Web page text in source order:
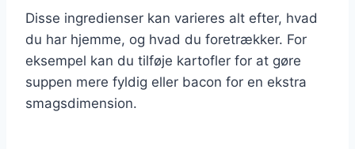
Disse ingredienser kan varieres alt efter, hvad
du har hjemme, og hvad du foretrækker. For
eksempel kan du tilføje kartofler for at gøre
suppen mere fyldig eller bacon for en ekstra
smagsdimension.